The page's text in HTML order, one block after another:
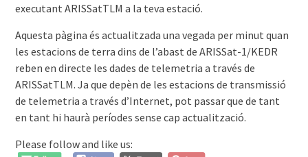
executant ARISSatTLM a la teva estació.
Aquesta pàgina és actualitzada una vegada per minut quan
les estacions de terra dins de l’abast de ARISSat-1/KEDR
reben en directe les dades de telemetria a través de
ARISSatTLM. Ja que depèn de les estacions de transmissió
de telemetria a través d’Internet, pot passar que de tant
en tant hi haurà períodes sense cap actualització.
Please follow and like us: